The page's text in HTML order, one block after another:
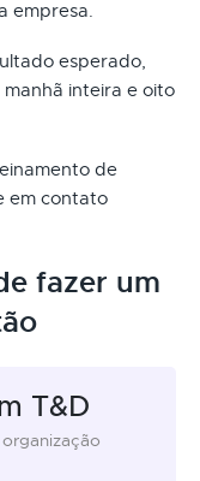
empresa.
esperado,
inteira e oito
de
em contato
fazer um
T&D